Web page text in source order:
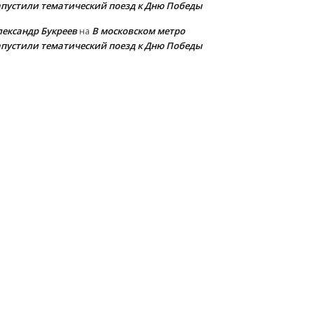
тематический поезд к Дню Победы
Букреевна В московском метро
тематический поезд к Дню Победы